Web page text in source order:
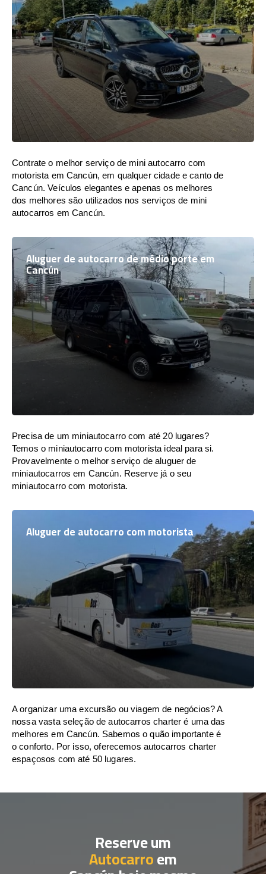
Contrate o melhor serviço de mini autocarro com
motorista em Cancún, em qualquer cidade e canto de
Cancún. Veículos elegantes e apenas os melhores
dos melhores são utilizados nos serviços de mini
autocarros em Cancún.
Aluguer de autocarro de médio porte em
Cancún
Precisa de um miniautocarro com até 20 lugares?
Temos o miniautocarro com motorista ideal para si.
Provavelmente o melhor serviço de aluguer de
miniautocarros em Cancún. Reserve já o seu
miniautocarro com motorista.
Aluguer de autocarro com motorista
A organizar uma excursão ou viagem de negócios? A
nossa vasta seleção de autocarros charter é uma das
melhores em Cancún. Sabemos o quão importante é
o conforto. Por isso, oferecemos autocarros charter
espaçosos com até 50 lugares.
Reserve um
Autocarroem